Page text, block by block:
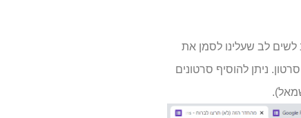
לב שעלינו לסמן את
ניתן להוסיף סרטונים